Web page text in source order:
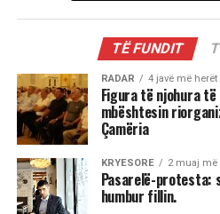
TË FUNDIT
RADAR 4 javë më herët
Figura të njohura
mbështesin
Çamëria
KRYESORE 2 muaj më
Pasarelë-protesta:
humbur fillin.